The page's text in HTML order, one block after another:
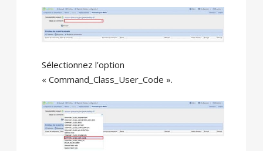
Sélectionnez l’option
« Command_Class_User_Code ».